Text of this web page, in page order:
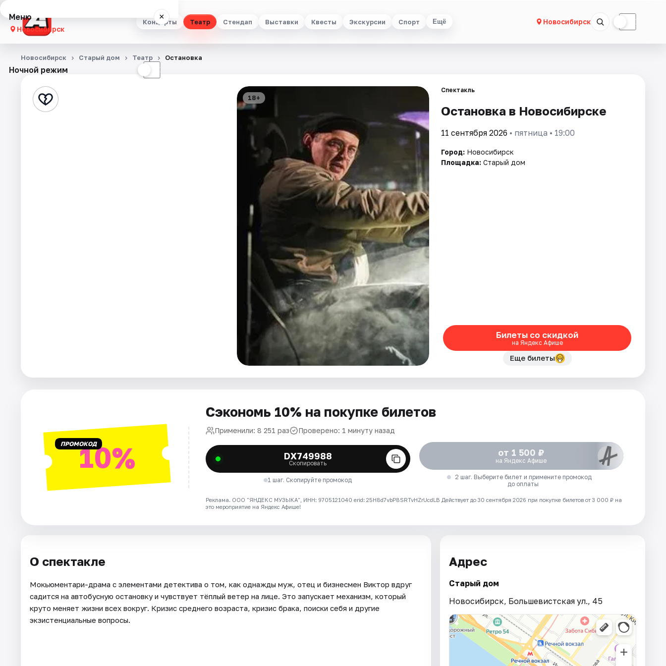
Концерты Театр Стендап Выставки Квесты Экскурсии Спорт Ещё Новосибирск ☾
Меню ×
Новосибирск
Концерты
Стендап
Ночной режим ☾
Новосибирск Старый дом Театр Остановка
18+
Спектакль
Остановка в Новосибирске
11 сентября 2026 • пятница • 19:00
Город: Новосибирск
Площадка: Старый дом
Билеты со скидкой
на Яндекс Афише
Еще билеты
ПРОМОКОД10%
Сэкономь 10% на покупке билетов
Применили: 8 251 раз Проверено: 1 минуту назад
DX749988
Скопировать
1 шаг. Скопируйте промокод
от 1 500 ₽
на Яндекс Афише
2 шаг. Выберите билет и примените промокод
до оплаты
Реклама. ООО "ЯНДЕКС МУЗЫКА", ИНН: 9705121040 erid: 25H8d7vbP8SRTvHZrUcdLB Действует до 30 сентября 2026 при покупке билетов от 3 000 ₽ на
это мероприятие на Яндекс Афише!
О спектакле
Мокьюментари-драма с элементами детектива о том, как однажды муж, отец и бизнесмен Виктор вдруг
садится на автобусную остановку и чувствует тёплый ветер на лице. Это запускает механизм, который
круто меняет жизни всех вокруг. Кризис среднего возраста, кризис брака, поиски себя и другие
экзистенциальные вопросы.
Адрес
Старый дом
Новосибирск, Большевистская ул., 45